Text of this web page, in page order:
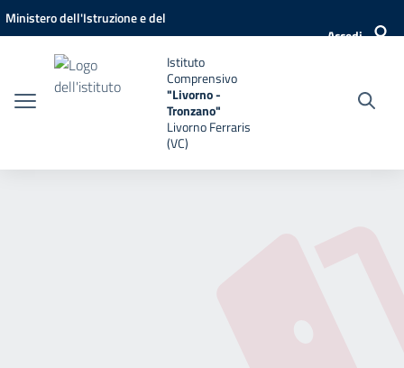
Vai ai contenuti
Vai al menu di navigazione
Vai al footer
Ministero dell'Istruzione e del
Accedi
Istituto
Comprensivo
"Livorno -
Tronzano"
Livorno Ferraris
(VC)